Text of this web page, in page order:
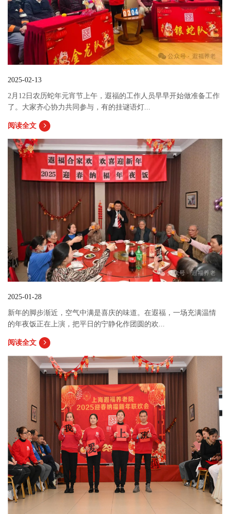
2025-02-13
2月12日农历蛇年元宵节上午，遐福的工作人员早早开始做准备工作
了。大家齐心协力共同参与，有的挂谜语灯...
阅读全文
2025-01-28
新年的脚步渐近，空气中满是喜庆的味道。在遐福，一场充满温情
的年夜饭正在上演，把平日的宁静化作团圆的欢...
阅读全文